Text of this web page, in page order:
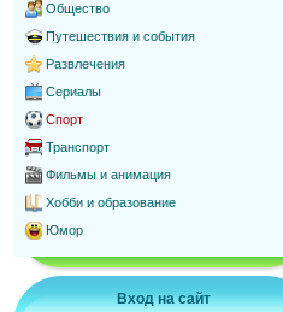
Общество
Путешествия и события
Развлечения
Сериалы
Спорт
Транспорт
Фильмы и анимация
Хобби и образование
Юмор
Вход на сайт